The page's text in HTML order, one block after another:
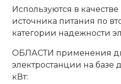
Используются в
источника питания по
категории надежности
ОБЛАСТИ применения
электростанции на базе
кВт: